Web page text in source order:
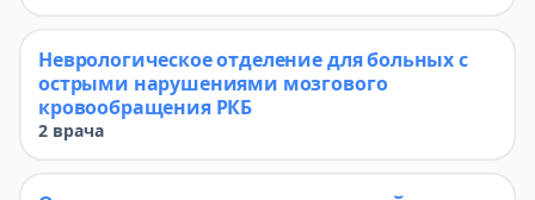
Неврологическое отделение для больных с
острыми нарушениями мозгового
кровообращения РКБ
2 врача